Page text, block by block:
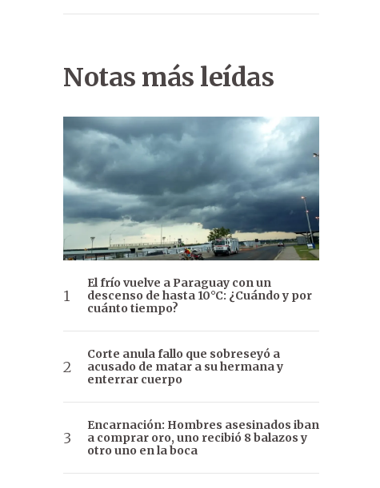
Notas más leídas
El frío vuelve a Paraguay con un
descenso de hasta 10°C: ¿Cuándo y por
cuánto tiempo?
Corte anula fallo que sobreseyó a
acusado de matar a su hermana y
enterrar cuerpo
Encarnación: Hombres asesinados iban
a comprar oro, uno recibió 8 balazos y
otro uno en la boca